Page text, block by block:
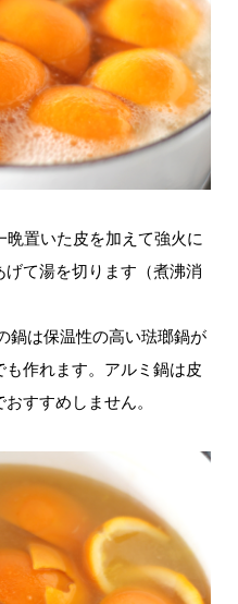
置いた皮を加えて強火に
て湯を切ります（煮沸消
鍋は保温性の高い琺瑯鍋が
作れます。アルミ鍋は皮
すすめしません。